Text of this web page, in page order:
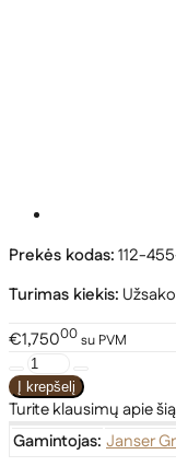
Prekės kodas:112-
Turimas kiekis:
€1,75000su PVM
Turite klausimų apie
Gamintojas: Janser